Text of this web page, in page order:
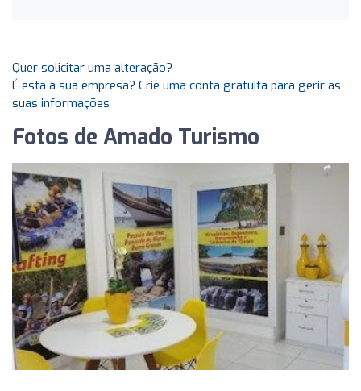
Quer solicitar uma alteração?
É esta a sua empresa? Crie uma conta gratuita para gerir as
suas informações
Fotos de Amado Turismo